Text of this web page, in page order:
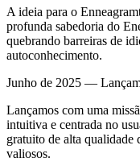
A ideia para o
profunda sabedoria do
quebrando barreiras de
autoconhecimento.
Junho de 2025 —
Lançamos com uma
intuitiva e centrada no
gratuito de alta qualidade
valiosos.